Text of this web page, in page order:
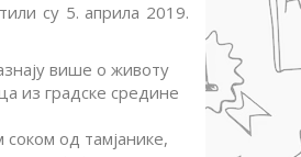
су 5. априла 2019.
више о животу
из градске средине
од тамјанике,